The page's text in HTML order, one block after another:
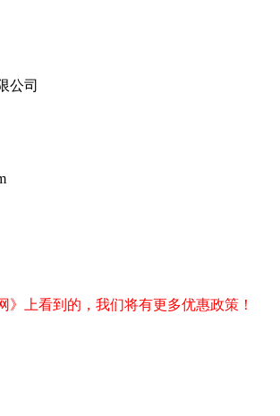
公司
》上看到的，我们将有更多优惠政策！